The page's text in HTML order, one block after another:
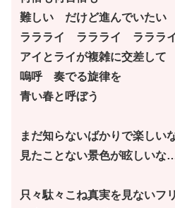
難しい だけど進んでいたい
ララライ ララライ ラララ
アイとライが複雑に交差して
嗚呼 奏でる旋律を
青い春と呼ぼう
まだ知らないばかりで楽しい
見たことない景色が眩しいな
只々駄々こね真実を見ないフリ